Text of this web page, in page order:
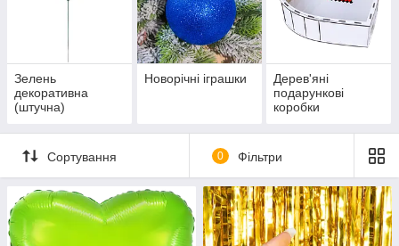
Зелень
декоративна
(штучна)
Новорічні іграшки
Дерев'яні
подарункові
коробки
Сортування 0 Фільтри